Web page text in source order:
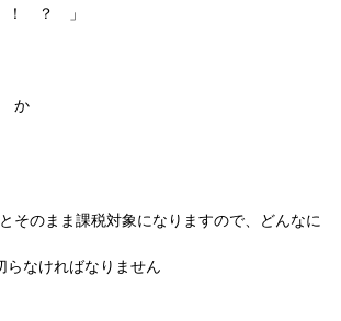
？ 」
か
そのまま課税対象になりますので、どんなに
らなければなりません